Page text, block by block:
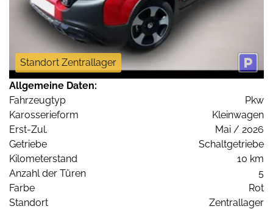
Standort Zentrallager
Allgemeine Daten:
Fahrzeugtyp
Pkw
Karosserieform
Kleinwagen
Erst-Zul.
Mai / 2026
Getriebe
Schaltgetriebe
Kilometerstand
10 km
Anzahl der Türen
5
Farbe
Rot
Standort
Zentrallager